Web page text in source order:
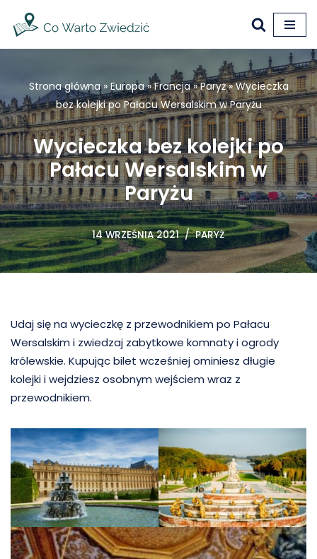
Przejdź
Strona główna» Europa»Francja»Paryż»Wycieczka
bez kolejki po Pałacu Wersalskim w Paryżu
Wycieczka bez kolejki po
Pałacu Wersalskim w
Paryżu
14 WRZEŚNIA 2021 PARYŻ
Udaj się na wycieczkę z przewodnikiem po Pałacu
Wersalskim i zwiedzaj zabytkowe komnaty i ogrody
królewskie. Kupując bilet wcześniej ominiesz długie
kolejki i wejdziesz osobnym wejściem wraz z
przewodnikiem.